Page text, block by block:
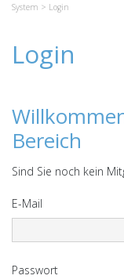
System > Login
Login
Bereich
Sind Sie noch kein
E-Mail
Passwort